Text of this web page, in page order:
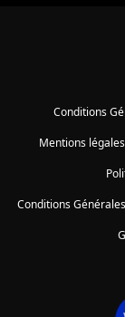
Conditions
Mentions légales
Conditions